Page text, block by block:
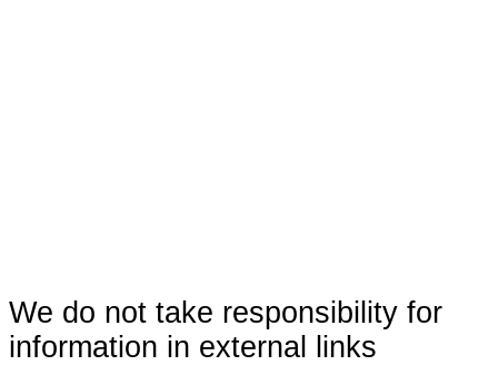
We do not take responsibility for
information in external links